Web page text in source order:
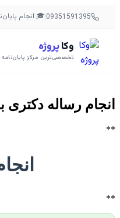
09351591395
|🎓 انجام
وکاپروژه
تخصصی‌ترین مرکز پایان‌نامه
انجام رساله
**
**